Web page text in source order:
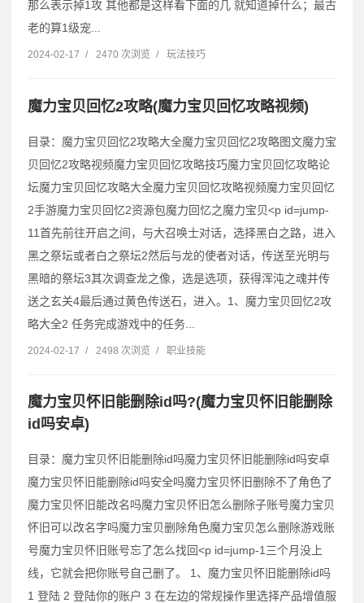
那么表示掉1攻 其他都是这样看下面的几 就知道掉什么；最古
老的算1级宠...
2024-02-17 / 2470 次浏览 / 玩法技巧
魔力宝贝回忆2攻略(魔力宝贝回忆攻略视频)
目录：魔力宝贝回忆2攻略大全魔力宝贝回忆2攻略图文魔力宝
贝回忆2攻略视频魔力宝贝回忆攻略技巧魔力宝贝回忆攻略论
坛魔力宝贝回忆攻略大全魔力宝贝回忆攻略视频魔力宝贝回忆
2手游魔力宝贝回忆2资源包魔力回忆之魔力宝贝˂p id=jump-
11首先前往开启之间，与大召唤士对话，选择黑白之路，进入
黑之祭坛或者白之祭坛2然后与龙的使者对话，传送至光明与
黑暗的祭坛3其次调查龙之像，选是选项，获得浑沌之魂并传
送之玄关4最后通过黄色传送石，进入。1、魔力宝贝回忆2攻
略大全2 任务完成游戏中的任务...
2024-02-17 / 2498 次浏览 / 职业技能
魔力宝贝怀旧能删除id吗?(魔力宝贝怀旧能删除
id吗安卓)
目录：魔力宝贝怀旧能删除id吗魔力宝贝怀旧能删除id吗安卓
魔力宝贝怀旧能删除id吗安全吗魔力宝贝怀旧删除不了角色了
魔力宝贝怀旧能改名吗魔力宝贝怀旧怎么删除子账号魔力宝贝
怀旧可以改名字吗魔力宝贝删除角色魔力宝贝怎么删除游戏账
号魔力宝贝怀旧账号忘了怎么找回˂p id=jump-1三个月没上
线，它就会把你账号自己删了。 1、魔力宝贝怀旧能删除id吗
1 登陆 2 登陆你的账户 3 在左边的常规操作里选择产品增值服